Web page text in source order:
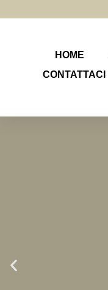
HOME
CONTATTACI